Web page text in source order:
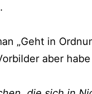
„Geht in
aber